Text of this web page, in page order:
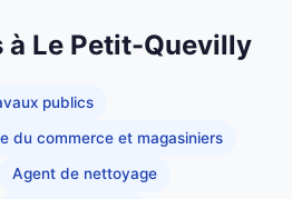
à Le Petit-Quevilly
publics
du commerce et magasiniers
Agent de nettoyage